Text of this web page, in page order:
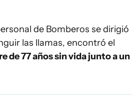
de Bomberos se dirigió
las llamas, encontró el
de 77 años sin vida junto a un